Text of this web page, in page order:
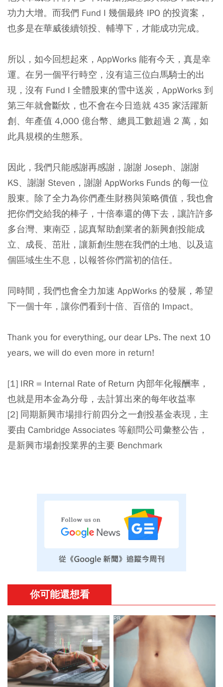
功力大增。而我們 Fund I 幾個最終 IPO 的投資案，
也多是在華威後續領投、輔導下，才能成功完成。
所以，如今回想起來，AppWorks 能有今天，真是幸
運。在另一個平行時空，沒有這三位白馬騎士的出
現，沒有 Fund I 全體股東的雪中送炭，AppWorks 到
第三年就會斷炊，也不會在今日造就 435 家活躍新
創、年產值 4,000 億台幣、總員工數超過 2 萬，如
此具規模的生態系。
因此，我們只能感謝再感謝，謝謝 Joseph、謝謝
KS、謝謝 Steven，謝謝 AppWorks Funds 的每一位
股東。除了全力為你們產生財務與策略價值，我也會
把你們交給我的棒子，十倍奉還的傳下去，讓許許多
多台灣、東南亞，認真幫助創業者的新興創投能成
立、成長、茁壯，讓新創生態在我們的土地、以及這
個區域生生不息，以報答你們當初的信任。
同時間，我們也會全力加速 AppWorks 的發展，希望
下一個十年，讓你們看到十倍、百倍的 Impact。
Thank you for everything, our dear LPs. The next 10
years, we will do even more in return!
[1] IRR = Internal Rate of Return 內部年化報酬率，
也就是用本金為分母，去計算出來的每年收益率
[2] 同期新興市場排行前四分之一創投基金表現，主
要由 Cambridge Associates 等顧問公司彙整公告，
是新興市場創投業界的主要 Benchmark